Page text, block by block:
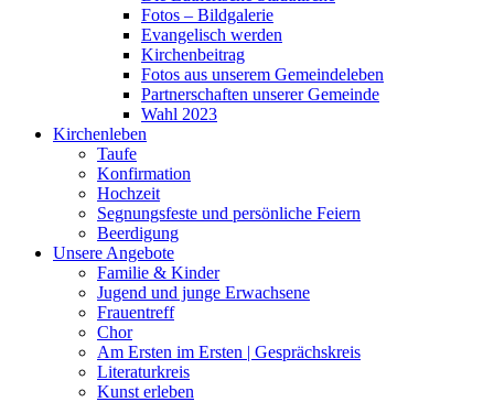
Fotos – Bildgalerie
Evangelisch werden
Kirchenbeitrag
Fotos aus unserem Gemeindeleben
Partnerschaften unserer Gemeinde
Wahl 2023
Kirchenleben
Taufe
Konfirmation
Hochzeit
Segnungsfeste und persönliche Feiern
Beerdigung
Unsere Angebote
Familie & Kinder
Jugend und junge Erwachsene
Frauentreff
Chor
Am Ersten im Ersten | Gesprächskreis
Literaturkreis
Kunst erleben